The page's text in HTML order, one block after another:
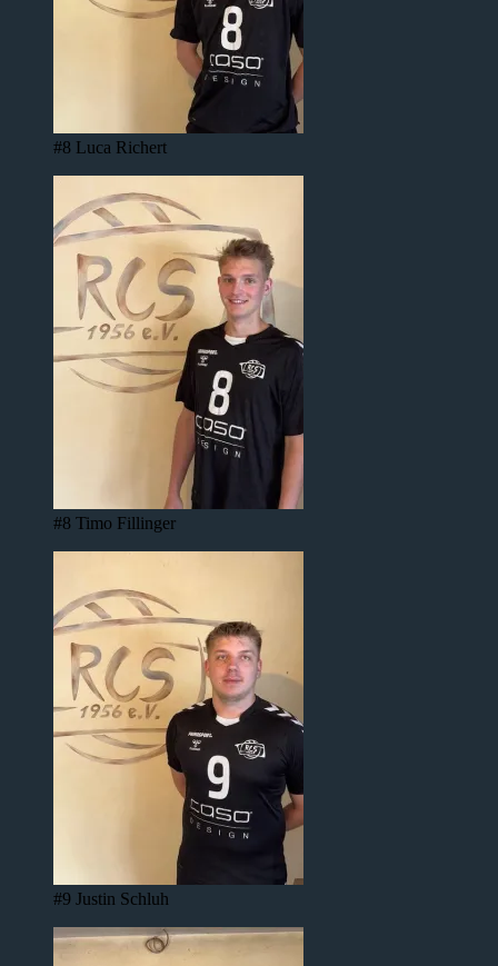
#8 Luca Richert
#8 Timo Fillinger
#9 Justin Schluh